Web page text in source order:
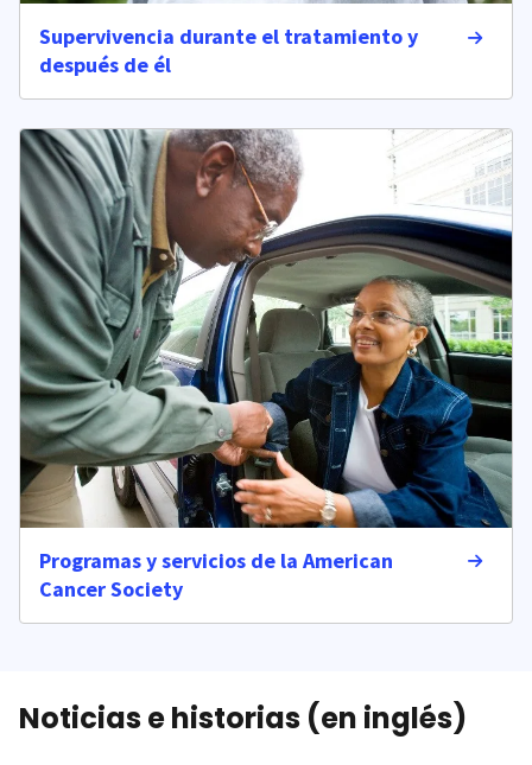
Supervivencia durante el tratamiento y
después de él
Programas y servicios de la American
Cancer Society
Noticias e historias (en inglés)